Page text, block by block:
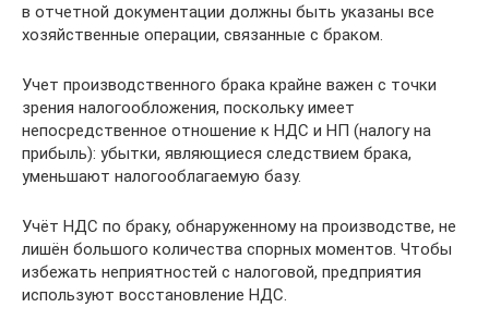
в отчетной документации должны быть указаны все
хозяйственные операции, связанные с браком.
Учет производственного брака крайне важен с точки
зрения налогообложения, поскольку имеет
непосредственное отношение к НДС и НП (налогу на
прибыль): убытки, являющиеся следствием брака,
уменьшают налогооблагаемую базу.
Учёт НДС по браку, обнаруженному на производстве, не
лишён большого количества спорных моментов. Чтобы
избежать неприятностей с налоговой, предприятия
используют восстановление НДС.